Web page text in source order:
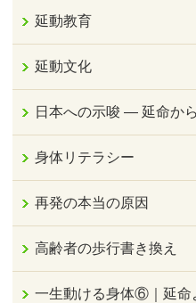
延動教育
延動文化
日本への示唆 ― 延命か
身体リテラシー
再発の本当の原因
高齢者の歩行書き換え
一生動ける身体⑥｜延命